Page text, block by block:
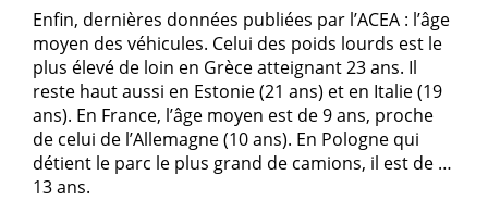
Enfin, dernières données publiées par l’ACEA : l’âge
moyen des véhicules. Celui des poids lourds est le
plus élevé de loin en Grèce atteignant 23 ans. Il
reste haut aussi en Estonie (21 ans) et en Italie (19
ans). En France, l’âge moyen est de 9 ans, proche
de celui de l’Allemagne (10 ans). En Pologne qui
détient le parc le plus grand de camions, il est de …
13 ans.